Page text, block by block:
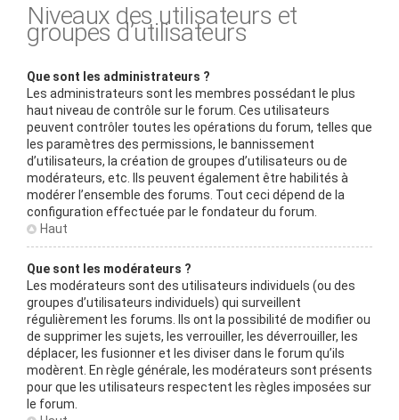
Niveaux des utilisateurs et
groupes d’utilisateurs
Que sont les administrateurs ?
Les administrateurs sont les membres possédant le plus
haut niveau de contrôle sur le forum. Ces utilisateurs
peuvent contrôler toutes les opérations du forum, telles que
les paramètres des permissions, le bannissement
d’utilisateurs, la création de groupes d’utilisateurs ou de
modérateurs, etc. Ils peuvent également être habilités à
modérer l’ensemble des forums. Tout ceci dépend de la
configuration effectuée par le fondateur du forum.
Haut
Que sont les modérateurs ?
Les modérateurs sont des utilisateurs individuels (ou des
groupes d’utilisateurs individuels) qui surveillent
régulièrement les forums. Ils ont la possibilité de modifier ou
de supprimer les sujets, les verrouiller, les déverrouiller, les
déplacer, les fusionner et les diviser dans le forum qu’ils
modèrent. En règle générale, les modérateurs sont présents
pour que les utilisateurs respectent les règles imposées sur
le forum.